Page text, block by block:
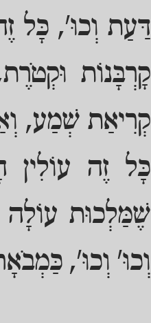
דַּעַת וְכוּ', כָּל
קָרְבָּנוֹת
קְרִיאַת שְׁמַע,
כָּל זֶה עוֹלִין
שֶׁמַּלְכוּת עוֹלָה
וְכוּ' וְכוּ',